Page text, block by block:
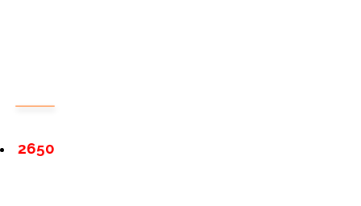
2650